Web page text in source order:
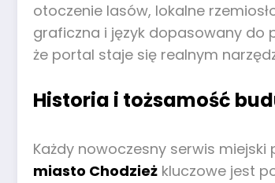
otoczenie lasów, lokalne
graficzna i język dopasowany do
że portal staje się realnym
Historia i tożsamość
Każdy nowoczesny serwis
miasto Chodzież kluczowe jest